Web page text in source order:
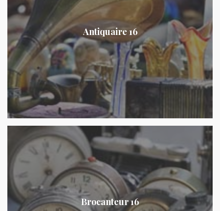
Antiquaire 16
Brocanteur 16